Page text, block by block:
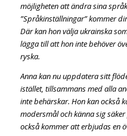
möjligheten att ändra sina
”Språkinställningar” kommer
Där kan hon välja ukrainska
lägga till att hon inte behöver
ryska.
Anna kan nu uppdatera sitt
istället, tillsammans med alla
inte behärskar. Hon kan också
modersmål och känna sig
också kommer att erbjudas en